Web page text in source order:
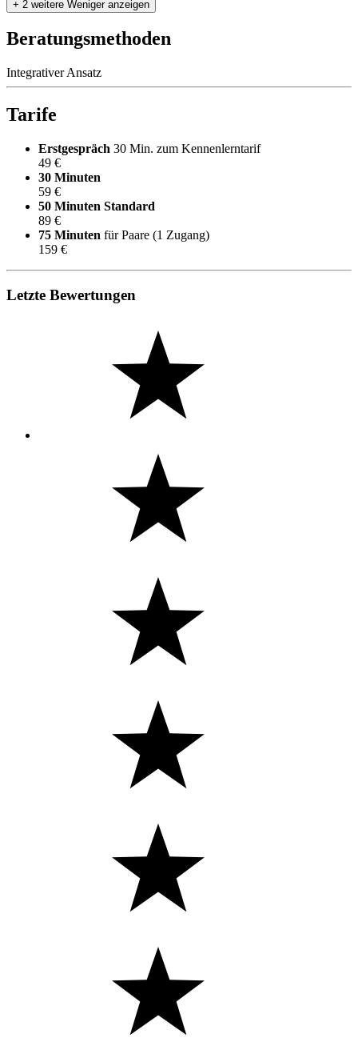
+ 2 weitere Weniger anzeigen
Beratungsmethoden
Integrativer Ansatz
Tarife
Erstgespräch 30 Min. zum Kennenlerntarif
49 €
30 Minuten
59 €
50 Minuten Standard
89 €
75 Minuten für Paare (1 Zugang)
159 €
Letzte Bewertungen